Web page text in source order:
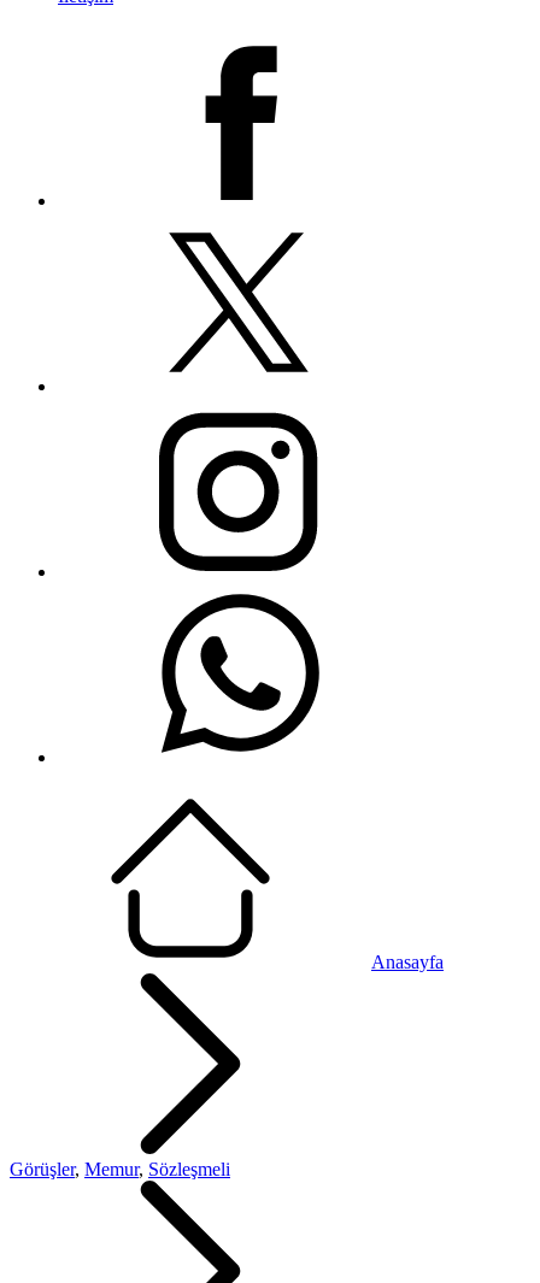
Anasayfa
Görüşler, Memur, Sözleşmeli